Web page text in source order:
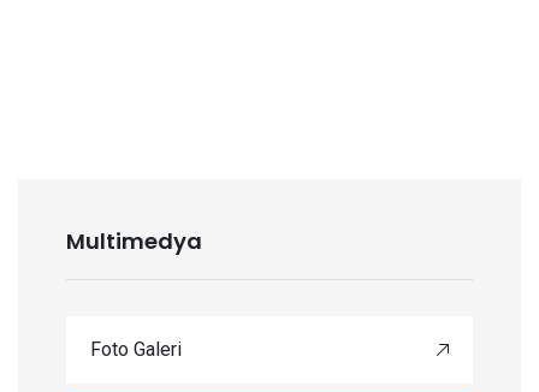
Multimedya
Foto Galeri